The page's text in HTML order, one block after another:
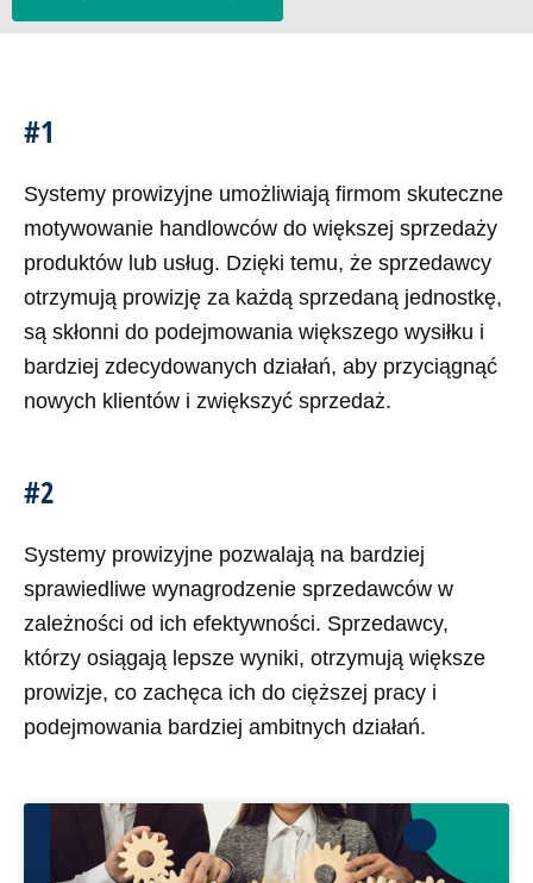
#1
Systemy prowizyjne umożliwiają firmom skuteczne
motywowanie handlowców do większej sprzedaży
produktów lub usług. Dzięki temu, że sprzedawcy
otrzymują prowizję za każdą sprzedaną jednostkę,
są skłonni do podejmowania większego wysiłku i
bardziej zdecydowanych działań, aby przyciągnąć
nowych klientów i zwiększyć sprzedaż.
#2
Systemy prowizyjne pozwalają na bardziej
sprawiedliwe wynagrodzenie sprzedawców w
zależności od ich efektywności. Sprzedawcy,
którzy osiągają lepsze wyniki, otrzymują większe
prowizje, co zachęca ich do cięższej pracy i
podejmowania bardziej ambitnych działań.